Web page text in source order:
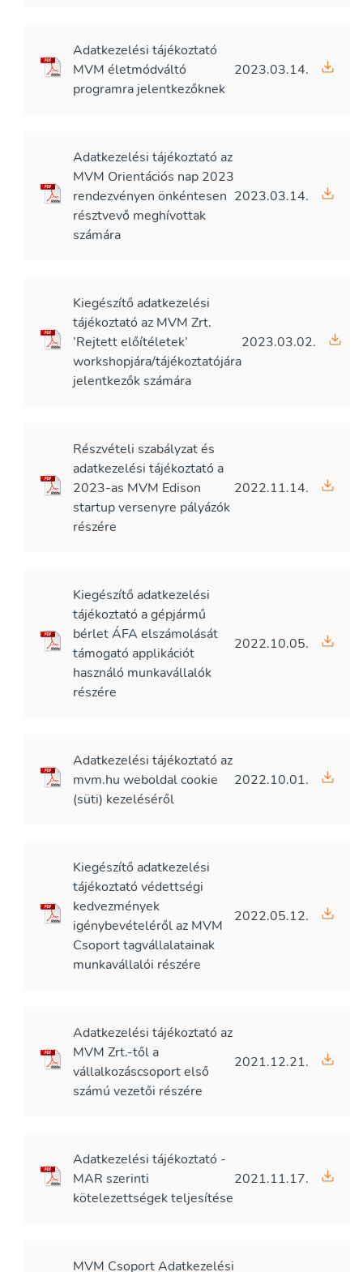
Adatkezelési tájékoztató
MVM életmódváltó
programra jelentkezőknek
2023.03.14.
Adatkezelési tájékoztató az
MVM Orientációs nap 2023
rendezvényen önkéntesen
résztvevő meghívottak
számára
2023.03.14.
Kiegészítő adatkezelési
tájékoztató az MVM Zrt.
’Rejtett előítéletek’
workshopjára/tájékoztatójára
jelentkezők számára
2023.03.02.
Részvételi szabályzat és
adatkezelési tájékoztató a
2023-as MVM Edison
startup versenyre pályázók
részére
2022.11.14.
Kiegészítő adatkezelési
tájékoztató a gépjármű
bérlet ÁFA elszámolását
támogató applikációt
használó munkavállalók
részére
2022.10.05.
Adatkezelési tájékoztató az
mvm.hu weboldal cookie
(süti) kezeléséről
2022.10.01.
Kiegészítő adatkezelési
tájékoztató védettségi
kedvezmények
igénybevételéről az MVM
Csoport tagvállalatainak
munkavállalói részére
2022.05.12.
Adatkezelési tájékoztató az
MVM Zrt.-től a
vállalkozáscsoport első
számú vezetői részére
2021.12.21.
Adatkezelési tájékoztató -
MAR szerinti
kötelezettségek teljesítése
2021.11.17.
MVM Csoport Adatkezelési